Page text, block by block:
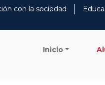
con la sociedad
Inicio